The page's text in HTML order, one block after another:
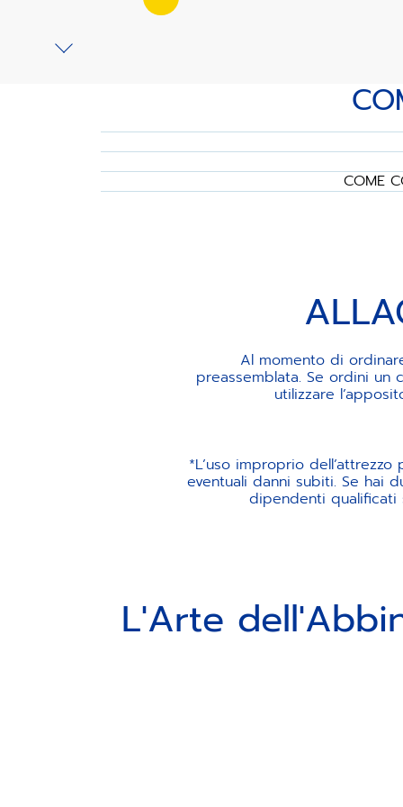
COME
Al momento di
preassemblata. Se ordini un
utilizzare
*L’uso improprio
eventuali danni subiti. Se hai
dipendenti qualificati
L'Arte